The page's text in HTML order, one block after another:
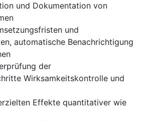
und Dokumentation von
und
automatische Benachrichtigung
der
Wirksamkeitskontrolle und
Effekte quantitativer wie